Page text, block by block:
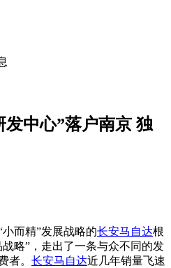
中心”落户南京 独
小而精”发展战略的长安马自达根
略”，走出了一条与众不同的发
者。 长安马自达近几年销量飞速